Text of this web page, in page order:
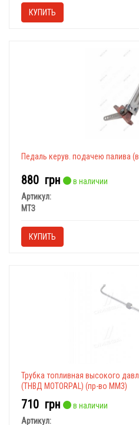
КУПИТЬ
Педаль керув. подачею палива
880 грн
в наличии
Артикул:
МТЗ
КУПИТЬ
Трубка топливная высокого
(ТНВД МОТОRPAL) (пр-во ММЗ)
710 грн
в наличии
Артикул: